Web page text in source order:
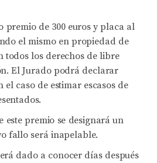
premio de 300 euros y placa al
el mismo en propiedad de
todos los derechos de libre
El Jurado podrá declarar
el caso de estimar escasos de
este premio se designará un
fallo será inapelable.
dado a conocer días después